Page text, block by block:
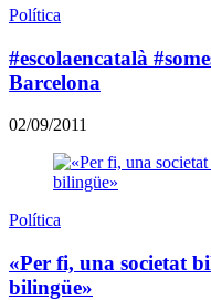
Política
#escolaencatalà
Barcelona
02/09/2011
Política
«Per fi, una societat
bilingüe»